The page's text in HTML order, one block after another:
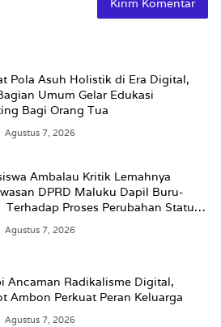
Pola Asuh Holistik di Era Digital,
Umum Gelar Edukasi
Bagi Orang Tua
Agustus 7, 2026
Ambalau Kritik Lemahnya
DPRD Maluku Dapil Buru-
Terhadap Proses Perubahan Status
Agustus 7, 2026
Ancaman Radikalisme Digital,
Ambon Perkuat Peran Keluarga
Agustus 7, 2026